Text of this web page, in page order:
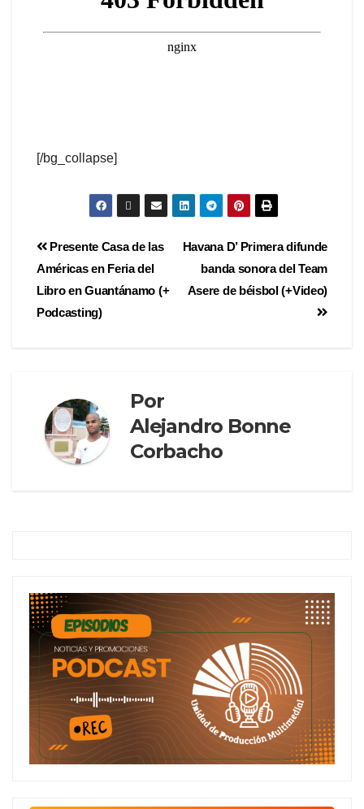
[/bg_collapse]
Havana D’ Primera difunde
banda sonora del Team
Asere de béisbol (+Video)
Presente Casa de las
Américas en Feria del
Libro en Guantánamo (+
Podcasting)
Por
Alejandro Bonne
Corbacho